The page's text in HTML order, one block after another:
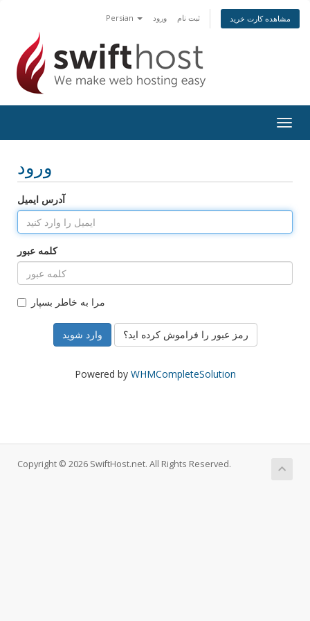
Persian ورود ثبت نام مشاهده کارت خرید
ورود
آدرس ایمیل
کلمه عبور
مرا به خاطر بسپار
رمز عبور را فراموش کرده اید؟
Powered by WHMCompleteSolution
Copyright © 2026 SwiftHost.net. All Rights Reserved.